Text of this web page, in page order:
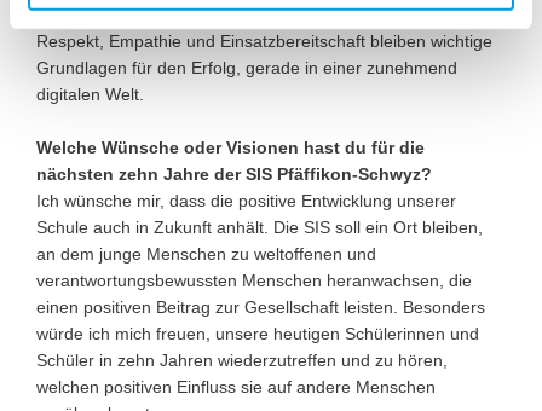
l
Balance im Leben, soziale Kompetenzen sowie Höflichkeit,
Respekt, Empathie und Einsatzbereitschaft bleiben wichtige
Grundlagen für den Erfolg, gerade in einer zunehmend
digitalen Welt.
Welche Wünsche oder Visionen hast du für die
nächsten zehn Jahre der SIS Pfäffikon-Schwyz?
Ich wünsche mir, dass die positive Entwicklung unserer
Schule auch in Zukunft anhält. Die SIS soll ein Ort bleiben,
an dem junge Menschen zu weltoffenen und
verantwortungsbewussten Menschen heranwachsen, die
einen positiven Beitrag zur Gesellschaft leisten. Besonders
würde ich mich freuen, unsere heutigen Schülerinnen und
Schüler in zehn Jahren wiederzutreffen und zu hören,
welchen positiven Einfluss sie auf andere Menschen